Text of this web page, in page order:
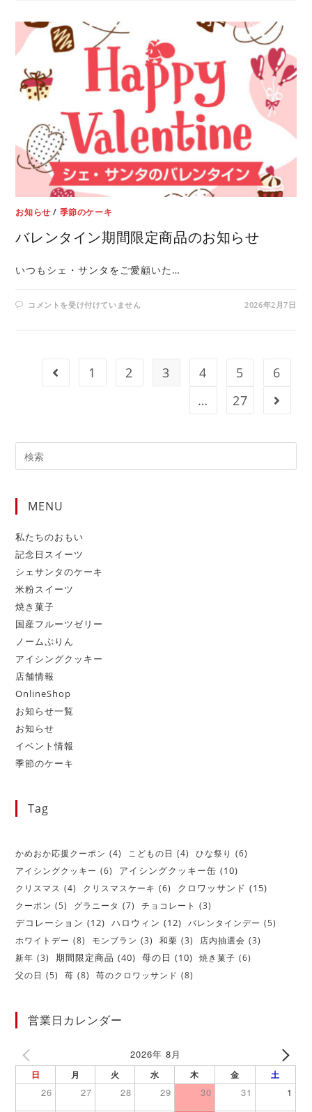
お知らせ / 季節のケーキ
バレンタイン期間限定商品のお知らせ
いつもシェ・サンタをご愛顧いた…
コメントを受け付けていません 2026年2月7日
1 2 3 4 5
6
…
27
MENU
私たちのおもい
記念日スイーツ
シェサンタのケーキ
米粉スイーツ
焼き菓子
国産フルーツゼリー
ノームぷりん
アイシングクッキー
店舗情報
OnlineShop
お知らせ一覧
お知らせ
イベント情報
季節のケーキ
Tag
かめおか応援クーポン (4) こどもの日 (4) ひな祭り (6)
アイシングクッキー (6) アイシングクッキー缶 (10)
クリスマス (4) クリスマスケーキ (6) クロワッサンド (15)
クーポン (5) グラニータ (7) チョコレート (3)
デコレーション (12) ハロウィン (12) バレンタインデー (5)
ホワイトデー (8) モンブラン (3) 和栗 (3) 店内抽選会 (3)
新年 (3) 期間限定商品 (40) 母の日 (10) 焼き菓子 (6)
父の日 (5) 苺 (8) 苺のクロワッサンド (8)
営業日カレンダー
2026年 8月
日 月 火 水 木 金 土
26 27 28 29 30 31 1